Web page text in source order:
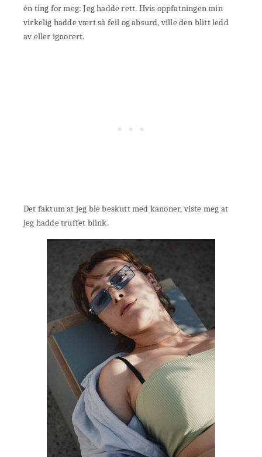
én ting for meg: Jeg hadde rett. Hvis oppfatningen min
virkelig hadde vært så feil og absurd, ville den blitt ledd
av eller ignorert.
Det faktum at jeg ble beskutt med kanoner, viste meg at
jeg hadde truffet blink.